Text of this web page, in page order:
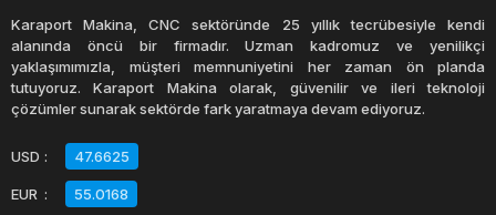
yaparak ahşap malzemelere özgün şekiller verebilir.
Ahşap testereleri, hobi amaçlı ahşap işleri yapan
kullanıcı kitlesi tarafından tercih edilir. Uygun kullanım ve
bakım ile uzun süreli kullanım sağlayabilen bu aletler,
Karaport Makina, CNC sektöründe 25 yıllık tecrübesiyle kendi
alanında öncü bir firmadır. Uzman kadromuz ve yenilikçi
yaklaşımımızla, müşteri memnuniyetini her zaman ön planda
tutuyoruz. Karaport Makina olarak, güvenilir ve ileri teknoloji
çözümler sunarak sektörde fark yaratmaya devam ediyoruz.
USD : 47.6625
EUR : 55.0168